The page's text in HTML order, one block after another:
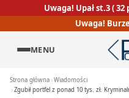
Uwaga! Upał st.3 (
Uwaga!
MENU
Strona główna Wiadomości
Zgubił portfel z ponad 10 tys. zł.